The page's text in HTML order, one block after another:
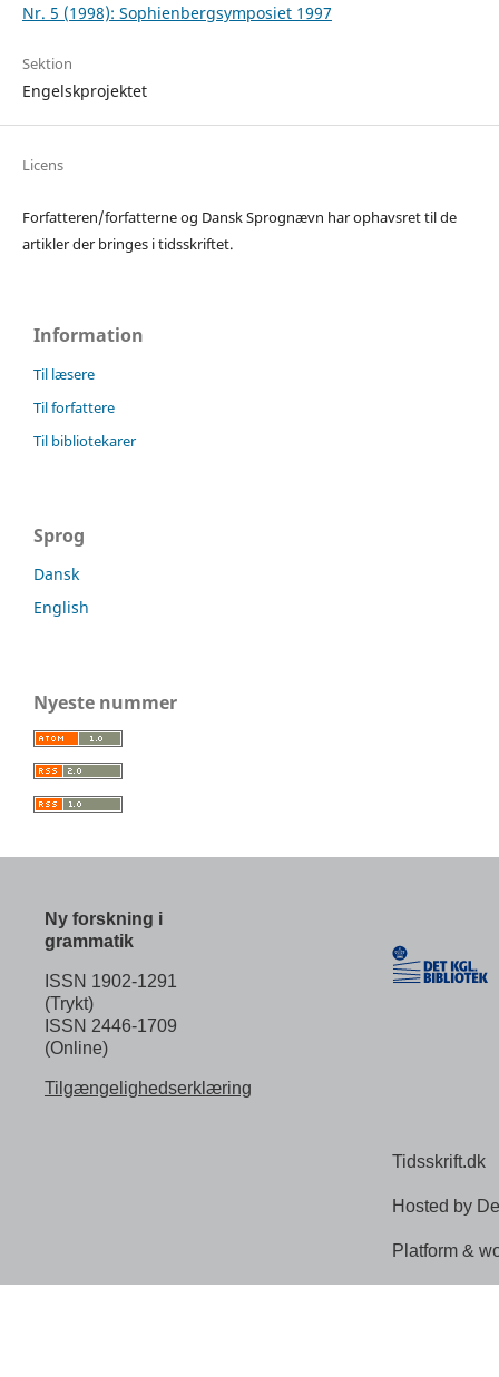
Nr. 5 (1998): Sophienbergsymposiet 1997
Sektion
Engelskprojektet
Licens
Forfatteren/forfatterne og Dansk Sprognævn har ophavsret til de
artikler der bringes i tidsskriftet.
Information
Til læsere
Til forfattere
Til bibliotekarer
Sprog
Dansk
English
Nyeste nummer
Ny forskning i
grammatik
ISSN 1902-1291
(Trykt)
ISSN 2446-1709
(Online)
Tilgængelighedserklæring